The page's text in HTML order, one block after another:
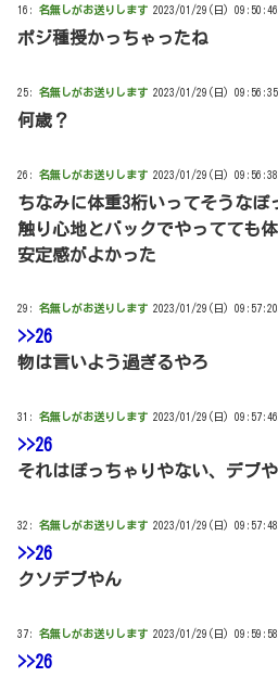
16: 名無しがお送りします 2023/01/29(日)
ポジ種授かっちゃったね
25: 名無しがお送りします 2023/01/29(日)
何歳？
26: 名無しがお送りします 2023/01/29(日)
ちなみに体重3桁いってそうなぽ
触り心地とバックでやってても
安定感がよかった
29: 名無しがお送りします 2023/01/29(日)
>>26
物は言いよう過ぎるやろ
31: 名無しがお送りします 2023/01/29(日)
>>26
それはぽっちゃりやない、デブや
32: 名無しがお送りします 2023/01/29(日)
>>26
クソデブやん
37: 名無しがお送りします 2023/01/29(日)
>>26